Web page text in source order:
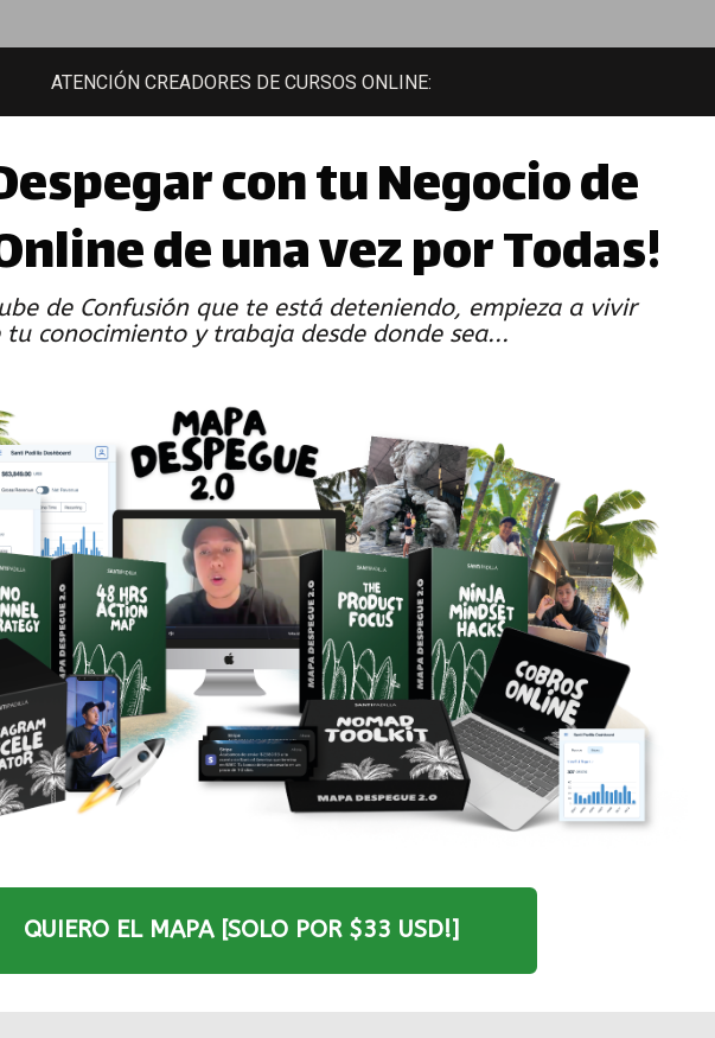
ATENCIÓN CREADORES DE CURSOS ONLINE:
con tu Negocio de
de una vez por Todas!
de Confusión que te está deteniendo, empieza a vivir
tu conocimiento y trabaja desde donde sea...
QUIERO EL MAPA [SOLO POR $33 USD!]